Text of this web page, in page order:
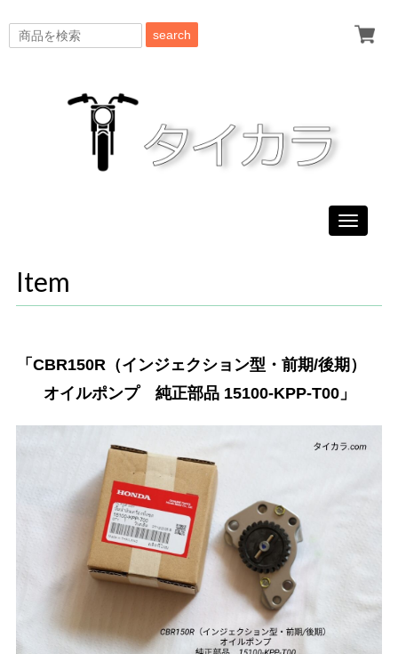
search
Toggle
Item
「CBR150R（インジェクション型・前期/後期）
オイルポンプ 純正部品 15100-KPP-T00」